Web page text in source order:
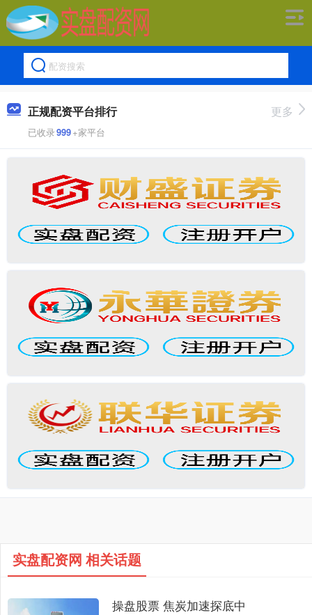
正规配资平台排行
已收录999+家平台
更多
实盘配资网 相关话题
操盘股票 焦炭加速探底中